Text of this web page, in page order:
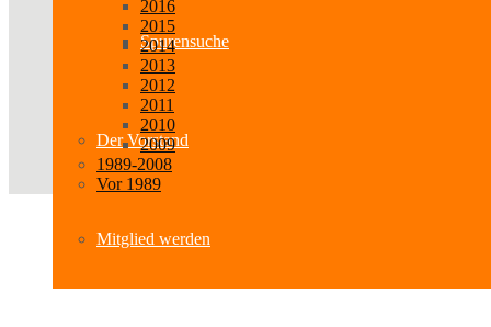
Spurensuche
Der Vorstand
Mitglied werden
2016
2015
2014
2013
2012
2011
2010
2009
1989-2008
Vor 1989